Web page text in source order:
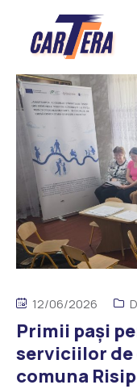
12/06/2026
Primii pași
serviciilor de
comuna